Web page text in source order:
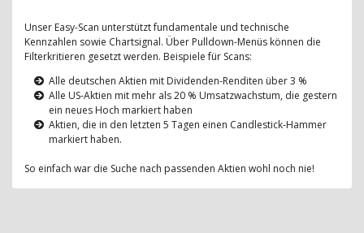
Unser Easy-Scan unterstützt fundamentale und technische
Kennzahlen sowie Chartsignal. Über Pulldown-Menüs können die
Filterkritieren gesetzt werden. Beispiele für Scans:
Alle deutschen Aktien mit Dividenden-Renditen über 3 %
Alle US-Aktien mit mehr als 20 % Umsatzwachstum, die gestern
ein neues Hoch markiert haben
Aktien, die in den letzten 5 Tagen einen Candlestick-Hammer
markiert haben.
So einfach war die Suche nach passenden Aktien wohl noch nie!